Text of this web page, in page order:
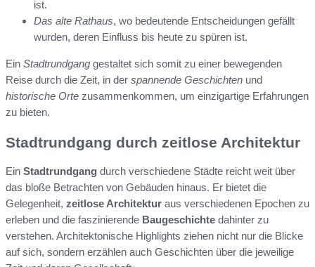
ist.
Das alte Rathaus, wo bedeutende Entscheidungen gefällt
wurden, deren Einfluss bis heute zu spüren ist.
Ein Stadtrundgang gestaltet sich somit zu einer bewegenden
Reise durch die Zeit, in der spannende Geschichten und
historische Orte zusammenkommen, um einzigartige Erfahrungen
zu bieten.
Stadtrundgang durch zeitlose Architektur
Ein Stadtrundgang durch verschiedene Städte reicht weit über
das bloße Betrachten von Gebäuden hinaus. Er bietet die
Gelegenheit, zeitlose Architektur aus verschiedenen Epochen zu
erleben und die faszinierende Baugeschichte dahinter zu
verstehen. Architektonische Highlights ziehen nicht nur die Blicke
auf sich, sondern erzählen auch Geschichten über die jeweilige